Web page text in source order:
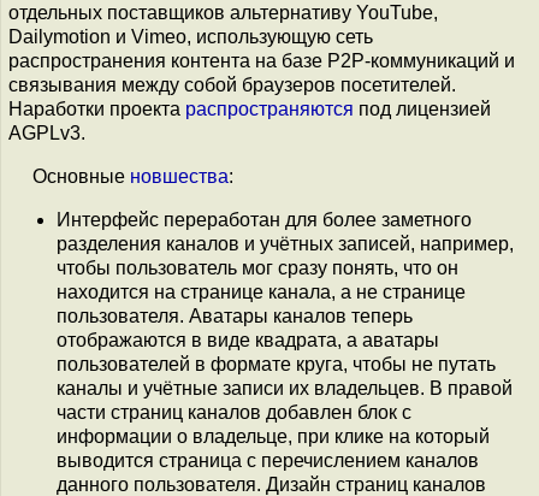
отдельных поставщиков альтернативу YouTube,
Dailymotion и Vimeo, использующую сеть
распространения контента на базе P2P-коммуникаций и
связывания между собой браузеров посетителей.
Наработки проекта распространяются под лицензией
AGPLv3.
Основные новшества:
Интерфейс переработан для более заметного
разделения каналов и учётных записей, например,
чтобы пользователь мог сразу понять, что он
находится на странице канала, а не странице
пользователя. Аватары каналов теперь
отображаются в виде квадрата, а аватары
пользователей в формате круга, чтобы не путать
каналы и учётные записи их владельцев. В правой
части страниц каналов добавлен блок с
информации о владельце, при клике на который
выводится страница с перечислением каналов
данного пользователя. Дизайн страниц каналов